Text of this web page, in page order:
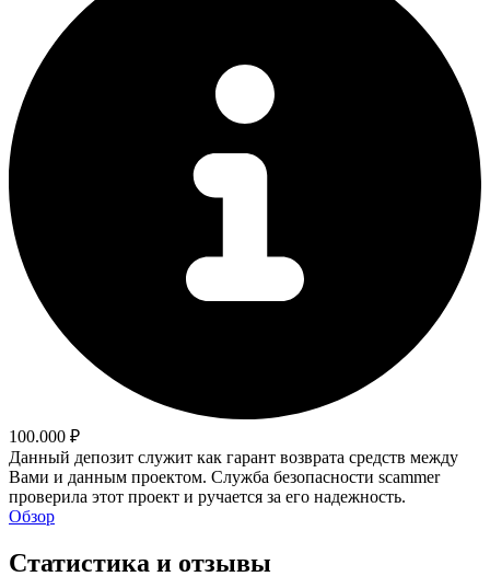
100.000 ₽
Данный депозит служит как гарант возврата средств между
Вами и данным проектом. Служба безопасности scammer
проверила этот проект и ручается за его надежность.
Обзор
Статистика и отзывы